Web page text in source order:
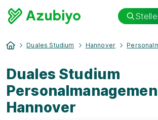
Duales Studium Hannover
Duales Studium
Hannover